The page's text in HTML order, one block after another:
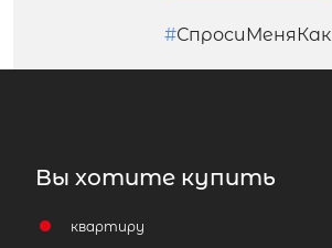
#СпросиМеняКак
Вы хотите купить
квартиру